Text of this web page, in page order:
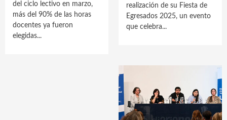
del ciclo lectivo en marzo,
más del 90% de las horas
docentes ya fueron
elegidas...
realización de su Fiesta de
Egresados 2025, un evento
que celebra...